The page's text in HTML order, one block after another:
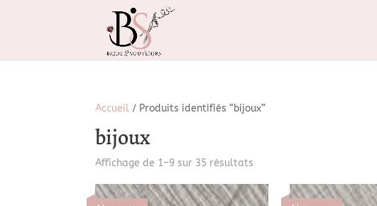
Accueil / Produits identifiés “bijoux”
bijoux
Affichage de 1–9 sur 35 résultats
plus